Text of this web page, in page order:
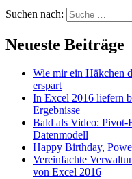
Suchen nach:
Neueste Beiträge
Wie mir ein Häkchen
erspart
In Excel 2016 liefern
Ergebnisse
Bald als Video: Pivot-
Datenmodell
Happy Birthday,
Vereinfachte
von Excel 2016